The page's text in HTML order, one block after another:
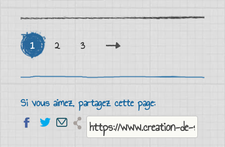
1 2 3
Si vous aimez, partagez cette page: